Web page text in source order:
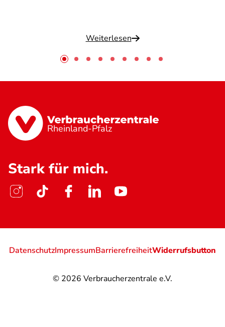
Weiterlesen
Rheinland-Pfalz
Stark für mich.
© 2026 Verbraucherzentrale e.V.
DatenschutzImpressumBarrierefreiheitWiderrufsbutton